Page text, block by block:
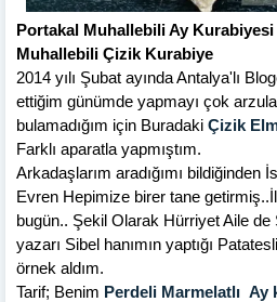
Portakal Muhallebili Ay
Muhallebili Çizik Kurabiye
2014 yılı Şubat ayında Antalya'lı
ettiğim günümde yapmayı çok
bulamadığım için Buradaki Çizik
Farklı aparatla yapmıştım.
Arkadaşlarım aradığımı bildiğinden
Evren Hepimize birer tane
bugün.. Şekil Olarak Hürriyet Aile
yazarı Sibel hanımın yaptığı
örnek aldım.
Tarif; Benim Perdeli Marmelatlı Ay